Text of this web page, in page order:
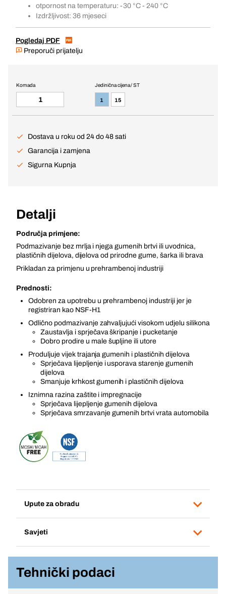
otpornost na temperaturu: -30 °C - 240 °C
Izdržljivost: 36 mjeseci
Pogledaj PDF
Preporuči prijatelju
Jedinična cijena / ST
1 15
Komada
Dostava u roku od 24 do 48 sati
Garancija i zamjena
Sigurna Kupnja
Detalji
Područja primjene:
Podmazivanje bez mrlja i njega gumenih brtvi ili uvodnica,
plastičnih dijelova, dijelova od prirodne gume, šarka ili brava
Prikladan za primjenu u prehrambenoj industriji
Prednosti:
Odobren za upotrebu u prehrambenoj industriji jer je
registriran kao NSF-H1
Odlično podmazivanje zahvaljujući visokom udjelu silikona
Zaustavlja i sprječava škripanje i pucketanje
Dobro prodire u male šupljine ili utore
Produljuje vijek trajanja gumenih i plastičnih dijelova
Sprječava lijepljenje i usporava starenje gumenih
dijelova
Smanjuje krhkost gumenih i plastičnih dijelova
Iznimna razina zaštite i impregnacije
Sprječava lijepljenje gumenih dijelova
Sprječava smrzavanje gumenih brtvi vrata automobila
Upute za obradu
Savjeti
Tehnički podaci